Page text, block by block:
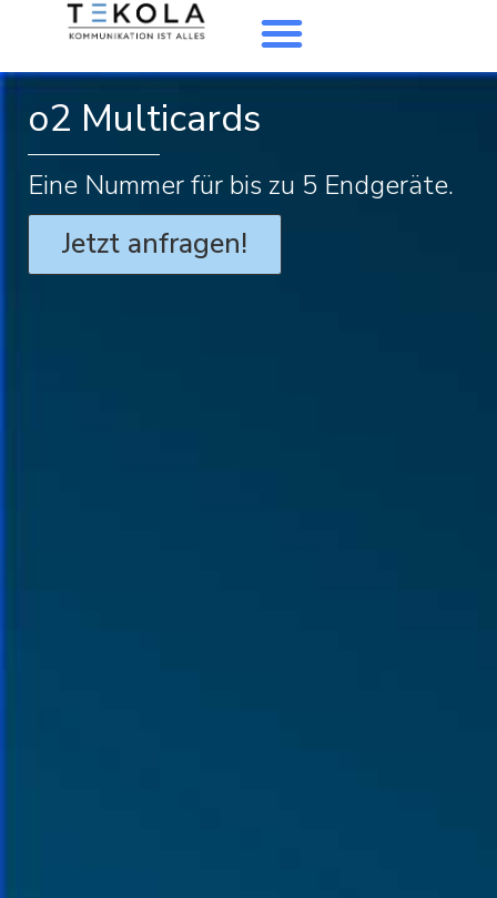
o2 Multicards
Eine Nummer für bis zu 5 Endgeräte.
Jetzt anfragen!